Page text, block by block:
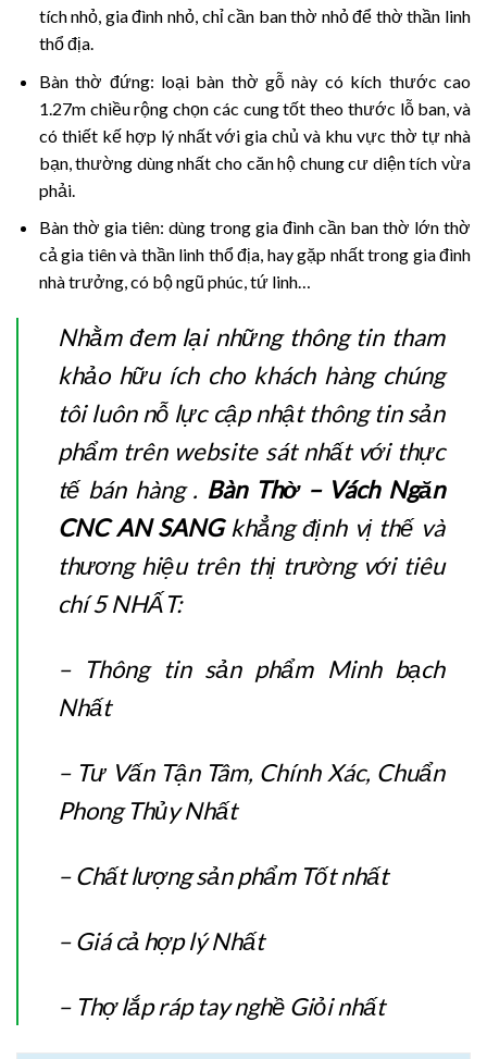
tích nhỏ, gia đình nhỏ, chỉ cần ban thờ nhỏ để thờ thần linh
thổ địa.
Bàn thờ đứng: loại bàn thờ gỗ này có kích thước cao
1.27m chiều rộng chọn các cung tốt theo thước lỗ ban, và
có thiết kế hợp lý nhất với gia chủ và khu vực thờ tự nhà
bạn, thường dùng nhất cho căn hộ chung cư diện tích vừa
phải.
Bàn thờ gia tiên: dùng trong gia đình cần ban thờ lớn thờ
cả gia tiên và thần linh thổ địa, hay gặp nhất trong gia đình
nhà trưởng, có bộ ngũ phúc, tứ linh…
Nhằm đem lại những thông tin tham
khảo hữu ích cho khách hàng chúng
tôi luôn nỗ lực cập nhật thông tin sản
phẩm trên website sát nhất với thực
tế bán hàng . Bàn Thờ – Vách Ngăn
CNC AN SANGkhẳng định vị thế và
thương hiệu trên thị trường với tiêu
chí 5 NHẤT:
– Thông tin sản phẩm Minh bạch
Nhất
– Tư Vấn Tận Tâm, Chính Xác, Chuẩn
Phong Thủy Nhất
– Chất lượng sản phẩm Tốt nhất
– Giá cả hợp lý Nhất
– Thợ lắp ráp tay nghề Giỏi nhất